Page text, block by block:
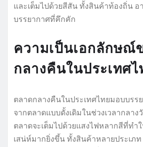
และเต็มไปด้วยสีสัน ทั้งสินค้าท้องถิ่น อ
บรรยากาศที่คึกคัก
ความเป็นเอกลักษณ์
กลางคืนในประเทศไ
ตลาดกลางคืนในประเทศไทยมอบบรร
จากตลาดแบบดั้งเดิมในช่วงเวลากลา
ตลาดจะเต็มไปด้วยแสงไฟหลากสีที่ทำ
เสน่ห์มากยิ่งขึ้น ทั้งสินค้าหลายประเภท